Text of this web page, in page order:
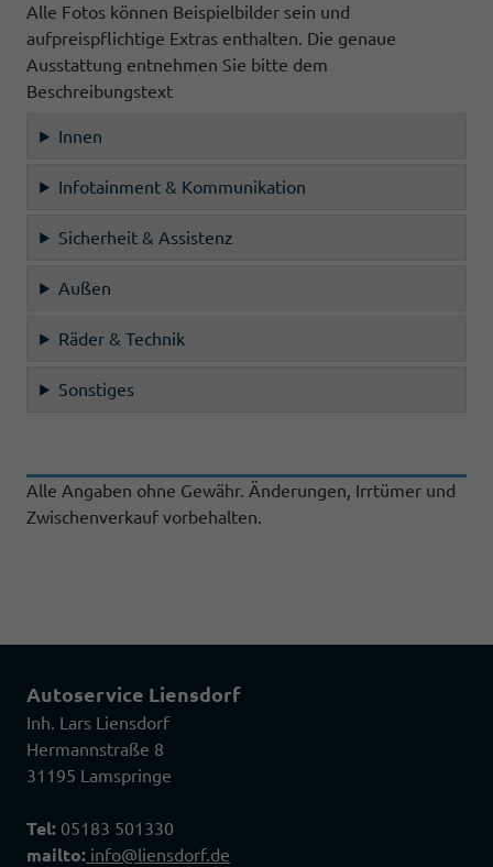
Alle Fotos können Beispielbilder sein und
aufpreispflichtige Extras enthalten. Die genaue
Ausstattung entnehmen Sie bitte dem
Beschreibungstext
Innen
Infotainment & Kommunikation
Sicherheit & Assistenz
Außen
Räder & Technik
Sonstiges
Alle Angaben ohne Gewähr. Änderungen, Irrtümer und
Zwischenverkauf vorbehalten.
Autoservice Liensdorf
Inh. Lars Liensdorf
Hermannstraße 8
31195 Lamspringe
Tel: 05183 501330
mailto: info@liensdorf.de